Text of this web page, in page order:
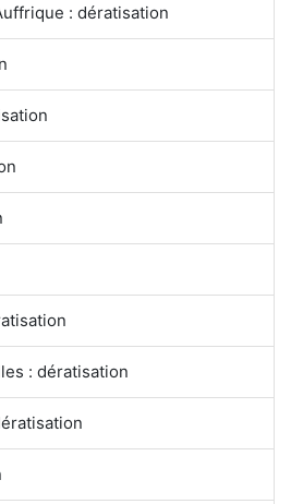
: dératisation
: dératisation